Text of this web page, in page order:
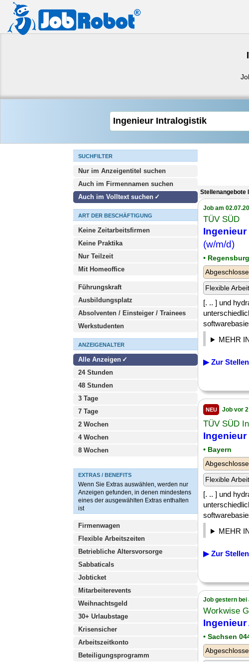
SUCHFILTER
Nur im Anzeigentitel suchen
Auch im Firmennamen suchen
Auch im Volltext suchen
ART DER BESCHÄFTIGUNG
Keine Zeitarbeitsfirmen
Keine Praktika
Nur Teilzeit
Mit Homeoffice
Führungskraft
Ausbildungsplatz
Absolventen / Einsteiger / Trainees
Werkstudenten
ANZEIGENALTER
Alle Anzeigen
24 Stunden
48 Stunden
3 Tage
7 Tage
2 Wochen
4 Wochen
8 Wochen
EXTRAS / BENEFITS
Wenn Sie Extras auswählen, werden nur
Anzeigen gefunden, in denen mindestens
eines der ausgewählten Extras enthalten
ist
Firmenwagen
Flexible Arbeitszeiten
Betriebliche Altersvorsorge
Sabbaticals
Jobticket
Mitarbeiterevents
Weihnachtsgeld
30+ Urlaubstage
Krisensicher
Arbeitszeitkonto
Beteiligungsprogramm
Stellenangebote
Job am
TÜV SÜD
Ingenieur
(w/m/d)
• Regensburg
Flexible
[. .. ] und
MEHR
▶ Zur
NEU Job vor
TÜV SÜD
Ingenieur
• Bayern
Flexible
[. .. ] und
MEHR
▶ Zur
Job gestern bei
Workwise
Ingenieur
• Sachsen